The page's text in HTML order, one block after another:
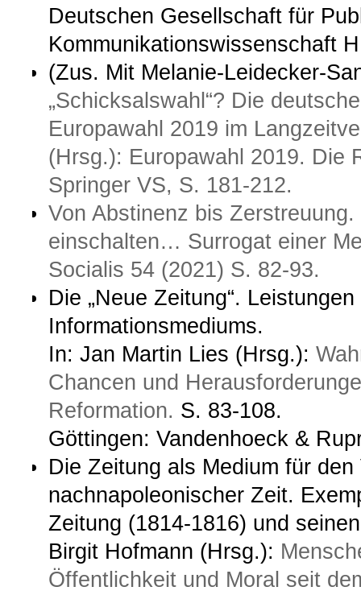
Deutschen Gesellschaft für
Kommunikationswissenschaft
(Zus. Mit Melanie-Leidecker-
„Schicksalswahl“? Die
Europawahl 2019 im
(Hrsg.): Europawahl 2019. Die
Springer VS, S. 181-212.
Von Abstinenz bis
einschalten… Surrogat einer
Socialis 54 (2021) S. 82-93.
Die „Neue Zeitung“.
Informationsmediums.
In: Jan Martin Lies (Hrsg.):
Chancen und
Reformation. S. 83-108.
Göttingen: Vandenhoeck &
Die Zeitung als Medium für
nachnapoleonischer Zeit.
Zeitung (1814-1816) und
Birgit Hofmann (Hrsg.):
Öffentlichkeit und Moral seit